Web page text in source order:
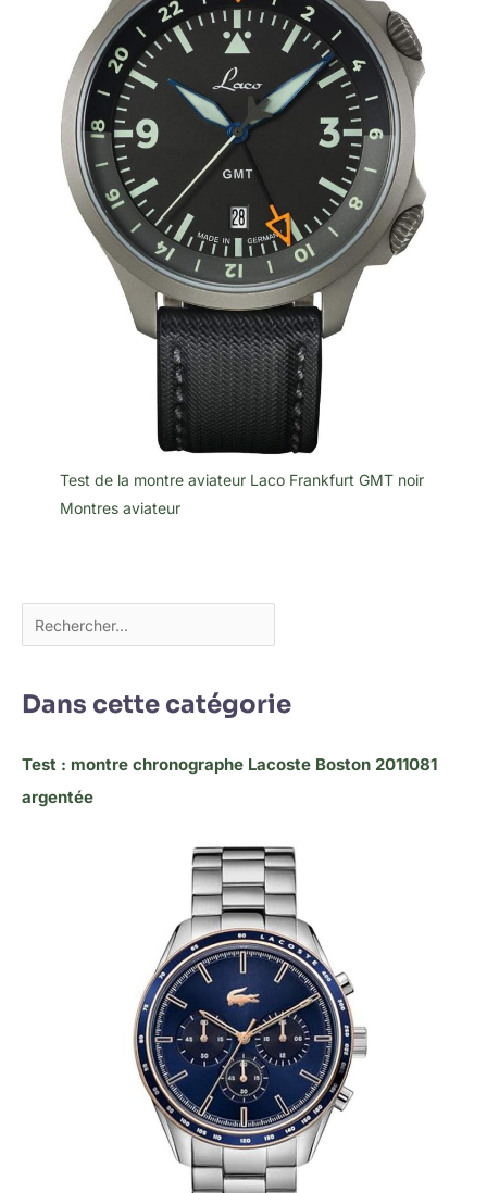
Test de la montre aviateur Laco Frankfurt GMT noir
Montres aviateur
Dans cette catégorie
Test : montre chronographe Lacoste Boston 2011081
argentée